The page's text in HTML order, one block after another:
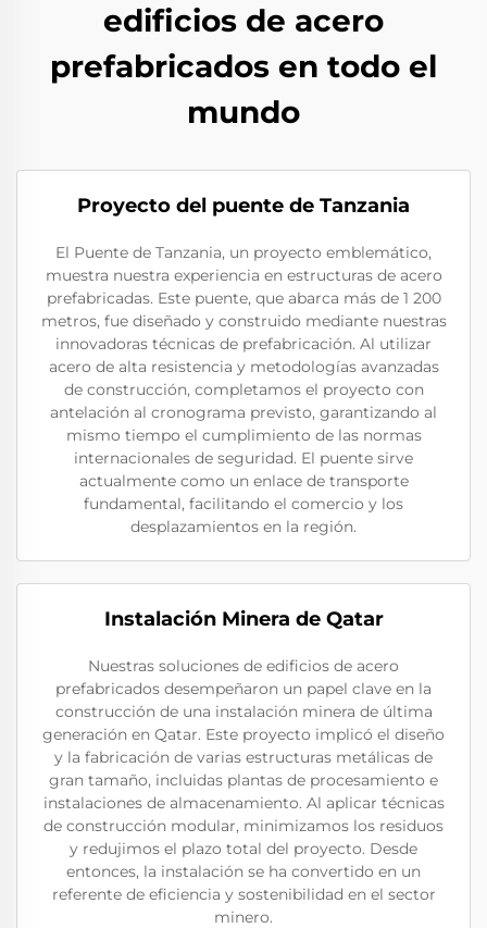
edificios de acero
prefabricados en todo el
mundo
Proyecto del puente de Tanzania
El Puente de Tanzania, un proyecto emblemático,
muestra nuestra experiencia en estructuras de acero
prefabricadas. Este puente, que abarca más de 1 200
metros, fue diseñado y construido mediante nuestras
innovadoras técnicas de prefabricación. Al utilizar
acero de alta resistencia y metodologías avanzadas
de construcción, completamos el proyecto con
antelación al cronograma previsto, garantizando al
mismo tiempo el cumplimiento de las normas
internacionales de seguridad. El puente sirve
actualmente como un enlace de transporte
fundamental, facilitando el comercio y los
desplazamientos en la región.
Instalación Minera de Qatar
Nuestras soluciones de edificios de acero
prefabricados desempeñaron un papel clave en la
construcción de una instalación minera de última
generación en Qatar. Este proyecto implicó el diseño
y la fabricación de varias estructuras metálicas de
gran tamaño, incluidas plantas de procesamiento e
instalaciones de almacenamiento. Al aplicar técnicas
de construcción modular, minimizamos los residuos
y redujimos el plazo total del proyecto. Desde
entonces, la instalación se ha convertido en un
referente de eficiencia y sostenibilidad en el sector
minero.